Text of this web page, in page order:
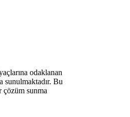
odaklanan
sunulmaktadır. Bu
çözüm sunma